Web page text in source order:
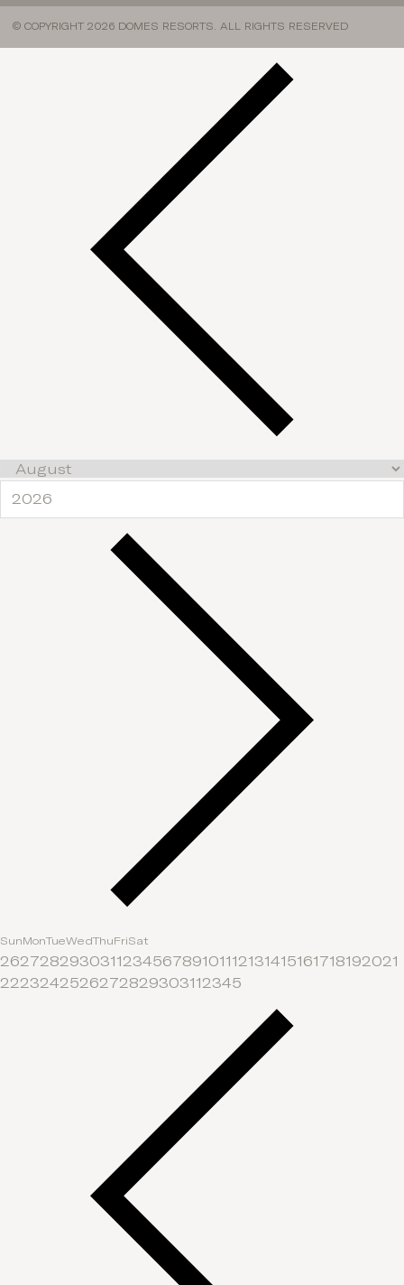
© COPYRIGHT 2026 DOMES RESORTS. ALL RIGHTS RESERVED
SunMonTueWedThuFriSat
262728293031 1 234567891011 12131415161718192021
22232425262728293031 1 2345